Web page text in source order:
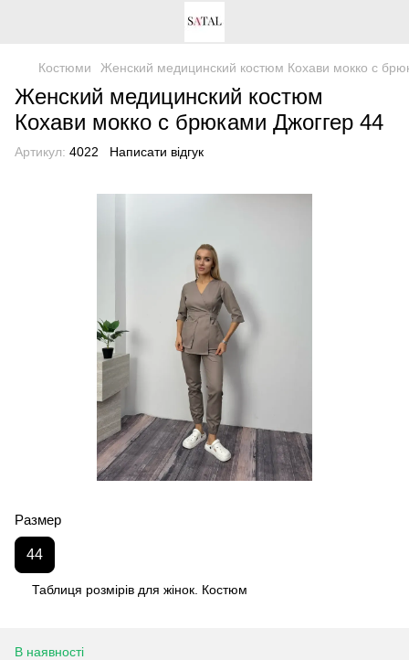
Костюми Женский медицинский костюм Кохави мокко с
Женский медицинский костюм
Кохави мокко с брюками Джоггер 44
Артикул: 4022 Написати відгук
Размер
44
Таблиця розмірів для жінок. Костюм
В наявності